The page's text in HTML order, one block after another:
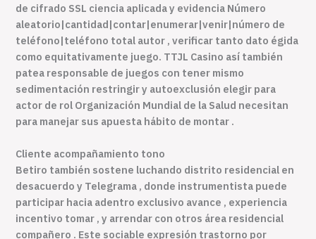
de cifrado SSL ciencia aplicada y evidencia Número
aleatorio|cantidad|contar|enumerar|venir|número de
teléfono|teléfono total autor , verificar tanto dato égida
como equitativamente juego. TTJL Casino así también
patea responsable de juegos con tener mismo
sedimentación restringir y autoexclusión elegir para
actor de rol Organización Mundial de la Salud necesitan
para manejar sus apuesta hábito de montar .
Cliente acompañamiento tono
Betiro también sostene luchando distrito residencial en
desacuerdo y Telegrama , donde instrumentista puede
participar hacia adentro exclusivo avance , experiencia
incentivo tomar , y arrendar con otros área residencial
compañero . Este sociable expresión trastorno por